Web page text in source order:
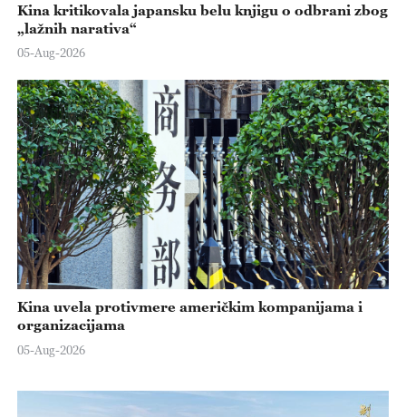
Kina kritikovala japansku belu knjigu o odbrani zbog
„lažnih narativa“
05-Aug-2026
Kina uvela protivmere američkim kompanijama i
organizacijama
05-Aug-2026